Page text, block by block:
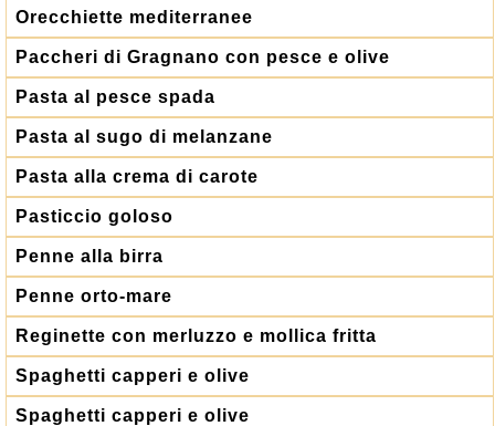
Orecchiette mediterranee
Paccheri di Gragnano con pesce e olive
Pasta al pesce spada
Pasta al sugo di melanzane
Pasta alla crema di carote
Pasticcio goloso
Penne alla birra
Penne orto-mare
Reginette con merluzzo e mollica fritta
Spaghetti capperi e olive
Spaghetti capperi e olive